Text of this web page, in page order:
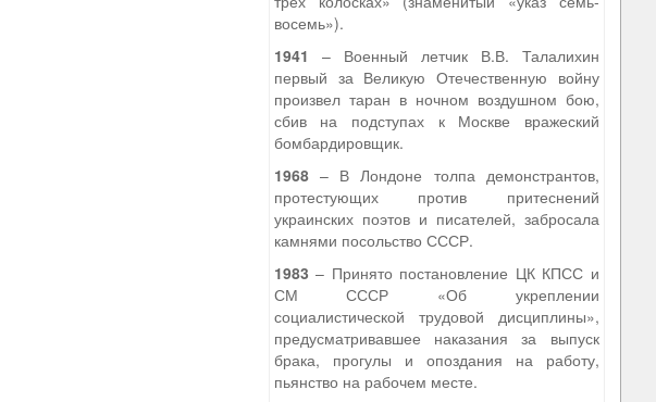
восемь»).
1941 – Военный летчик В.В. Талалихин
первый за Великую Отечественную войну
произвел таран в ночном воздушном бою,
сбив на подступах к Москве вражеский
бомбардировщик.
1968– В Лондоне толпа демонстрантов,
протестующих против притеснений
украинских поэтов и писателей, забросала
камнями посольство СССР.
1983 – Принято постановление ЦК КПСС и
СМ СССР «Об укреплении
социалистической трудовой дисциплины»,
предусматривавшее наказания за выпуск
брака, прогулы и опоздания на работу,
пьянство на рабочем месте.